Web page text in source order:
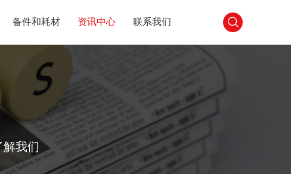
备件和耗材 资讯中心 联系我们
我们